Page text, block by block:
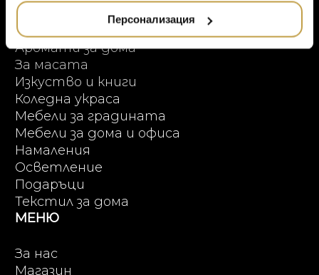
Персонализация
Висок клас мебели
Аксесоари за интериора
Аромати за дома
За масата
Изкуство и книги
Коледна украса
Мебели за градината
Мебели за дома и офиса
Намаления
Осветление
Подаръци
Текстил за дома
МЕНЮ
За нас
Магазин
ZUIVER
DUTCHBONE